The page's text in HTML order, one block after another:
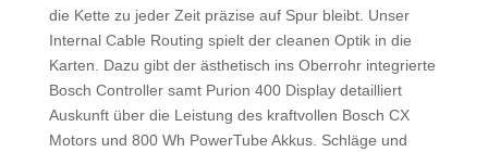
die Kette zu jeder Zeit präzise auf Spur bleibt. Unser
Internal Cable Routing spielt der cleanen Optik in die
Karten. Dazu gibt der ästhetisch ins Oberrohr integrierte
Bosch Controller samt Purion 400 Display detailliert
Auskunft über die Leistung des kraftvollen Bosch CX
Motors und 800 Wh PowerTube Akkus. Schläge und